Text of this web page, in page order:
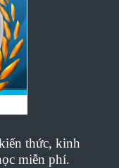
thức, kinh
miễn phí.